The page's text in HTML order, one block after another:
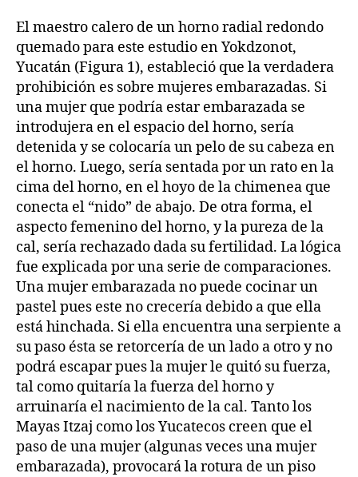
El maestro calero de un horno radial redondo
quemado para este estudio en Yokdzonot,
Yucatán (Figura 1), estableció que la verdadera
prohibición es sobre mujeres embarazadas. Si
una mujer que podría estar embarazada se
introdujera en el espacio del horno, sería
detenida y se colocaría un pelo de su cabeza en
el horno. Luego, sería sentada por un rato en la
cima del horno, en el hoyo de la chimenea que
conecta el “nido” de abajo. De otra forma, el
aspecto femenino del horno, y la pureza de la
cal, sería rechazado dada su fertilidad. La lógica
fue explicada por una serie de comparaciones.
Una mujer embarazada no puede cocinar un
pastel pues este no crecería debido a que ella
está hinchada. Si ella encuentra una serpiente a
su paso ésta se retorcería de un lado a otro y no
podrá escapar pues la mujer le quitó su fuerza,
tal como quitaría la fuerza del horno y
arruinaría el nacimiento de la cal. Tanto los
Mayas Itzaj como los Yucatecos creen que el
paso de una mujer (algunas veces una mujer
embarazada), provocará la rotura de un piso